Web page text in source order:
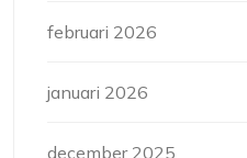
februari 2026
januari 2026
december 2025